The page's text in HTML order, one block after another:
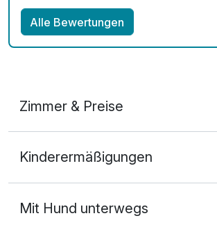
wärmenden Sonnenstrahlen Anfang
checken ganz sicher wieder einmal hier
Alle Bewertungen
Zimmer & Preise
2 Erwachsene und 2 Kinder
Kinderermäßigungen
Mit Hund unterwegs